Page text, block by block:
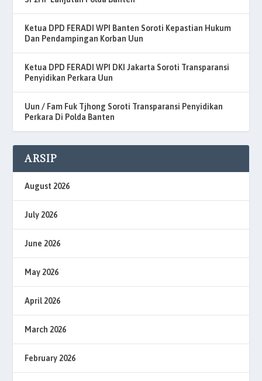
Ketua DPD FERADI WPI Banten Soroti Kepastian Hukum
Dan Pendampingan Korban Uun
Ketua DPD FERADI WPI DKI Jakarta Soroti Transparansi
Penyidikan Perkara Uun
Uun / Fam Fuk Tjhong Soroti Transparansi Penyidikan
Perkara Di Polda Banten
ARSIP
August 2026
July 2026
June 2026
May 2026
April 2026
March 2026
February 2026